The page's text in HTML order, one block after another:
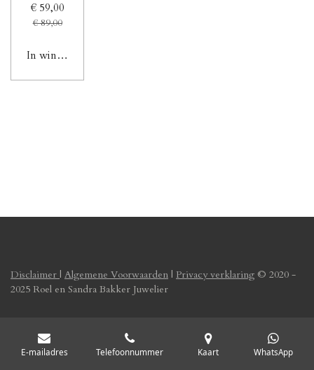
€ 59,00
€ 89,00
In winkelwagen
Disclaimer | Algemene Voorwaarden | Privacy verklaring © 2020 -
2025 Roel en Sandra Bakker Juwelier
E-mailadres Telefoonnummer Kaart WhatsApp